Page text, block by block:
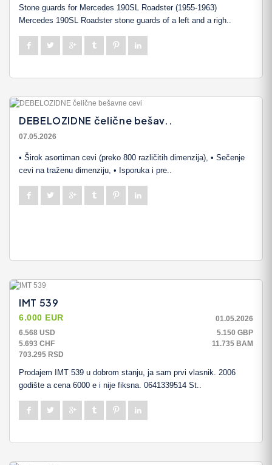
Stone guards for Mercedes 190SL Roadster (1955-1963)
Mercedes 190SL Roadster stone guards of a left and a righ..
DEBELOZIDNE čelične bešav..
07.05.2026
• Širok asortiman cevi (preko 800 različitih dimenzija), • Sečenje
cevi na traženu dimenziju, • Isporuka i pre..
IMT 539
6.000 EUR
01.05.2026
6.568 USD
5.150 GBP
5.693 CHF
11.735 BAM
703.295 RSD
Prodajem IMT 539 u dobrom stanju, ja sam prvi vlasnik. 2006
godište a cena 6000 e i nije fiksna. 0641339514 St..